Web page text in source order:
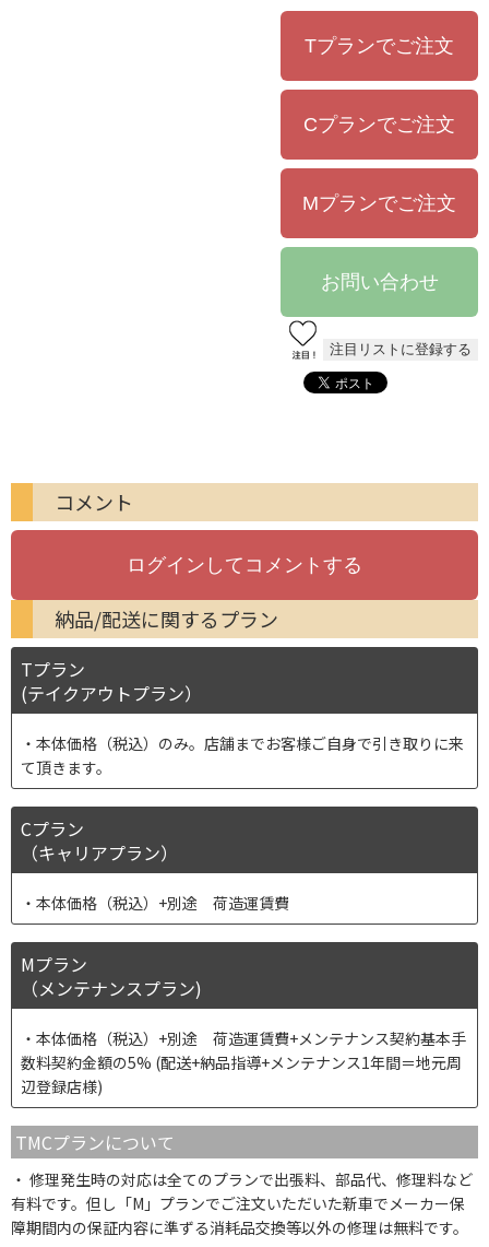
コメント
納品/配送に関するプラン
Tプラン
(テイクアウトプラン）
本体価格（税込）のみ。店舗までお客様ご自身で引き取りに来
て頂きます。
Cプラン
（キャリアプラン）
本体価格（税込）+別途 荷造運賃費
Mプラン
（メンテナンスプラン)
本体価格（税込）+別途 荷造運賃費+メンテナンス契約基本手
数料契約金額の5% (配送+納品指導+メンテナンス1年間＝地元周
辺登録店様)
TMCプランについて
修理発生時の対応は全てのプランで出張料、部品代、修理料など
有料です。但し「M」プランでご注文いただいた新車でメーカー保
障期間内の保証内容に準ずる消耗品交換等以外の修理は無料です。